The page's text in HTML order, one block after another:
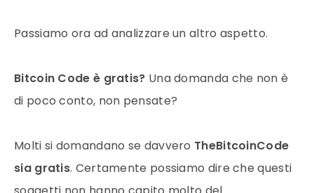
Passiamo ora ad analizzare un altro aspetto.
Bitcoin Code è gratis? Una domanda che non è
di poco conto, non pensate?
Molti si domandano se davvero TheBitcoinCode
sia gratis. Certamente possiamo dire che questi